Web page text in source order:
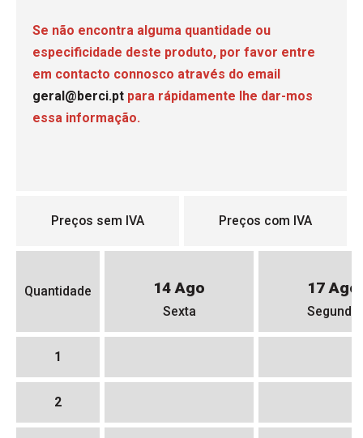
Se não encontra alguma quantidade ou
especificidade deste produto, por favor entre
em contacto connosco através do email
geral@berci.pt para rápidamente lhe dar-mos
essa informação.
Preços sem IVA Preços com IVA
Quantidade 14 Ago
Sexta
17 Ago
Segunda
1
2